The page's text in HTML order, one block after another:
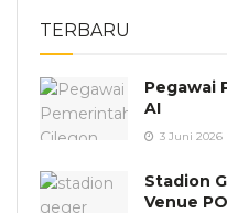
TERBARU
Pegawai
AI
3 Juni 2026
Stadion
Venue